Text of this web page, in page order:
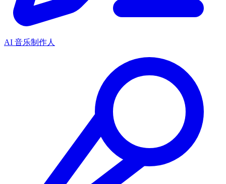
AI 音乐制作人